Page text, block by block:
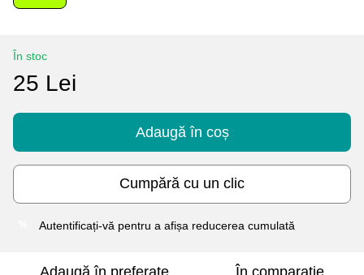
În stoc
25 Lei
Adaugă în coș
Cumpără cu un clic
Autentificați-vă pentru a afișa reducerea cumulată
Adaugă în preferate În comparație